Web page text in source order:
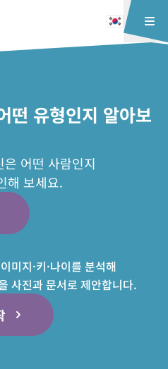
떤 유형인지 알아보
어떤 사람인지
해 보세요.
미지·키·나이를 분석해
사진과 문서로 제안합니다.